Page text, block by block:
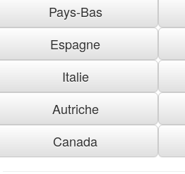
Pays-Bas
Espagne
Italie
Autriche
Canada